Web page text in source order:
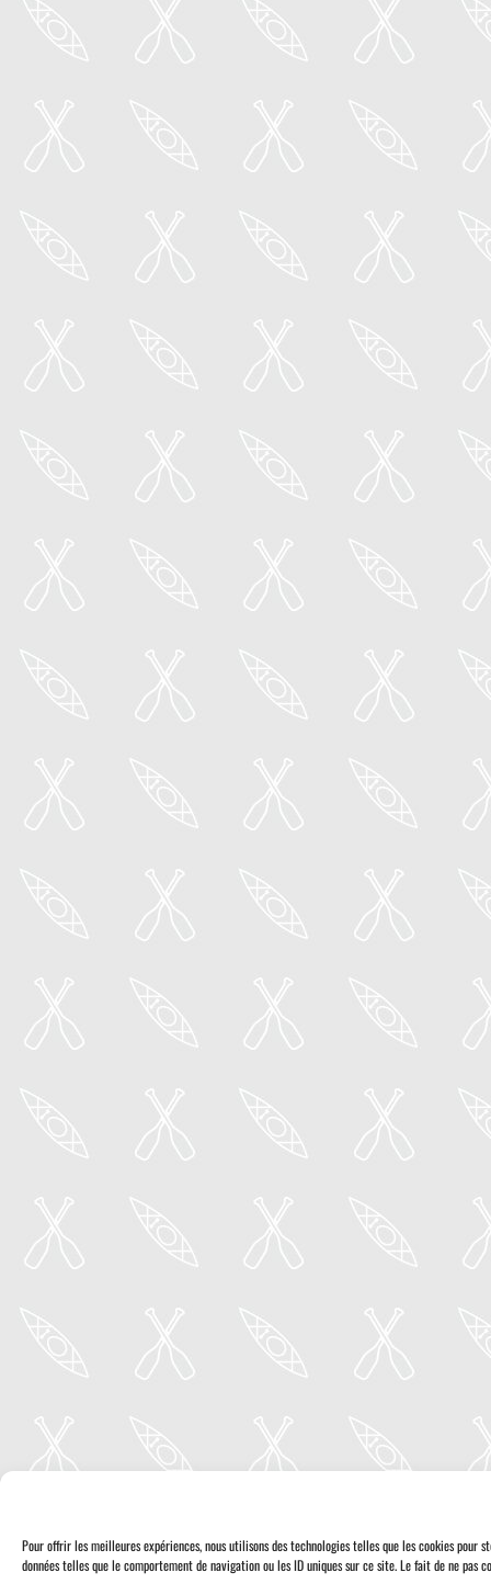
Pour offrir les meilleures expériences, nous utilisons des technologies telles que les cookies
données telles que le comportement de navigation ou les ID uniques sur ce site. Le fait de ne